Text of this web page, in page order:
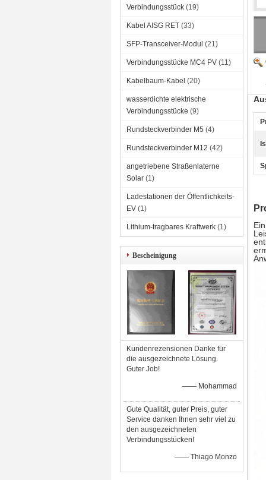
Verbindungsstück (19)
Kabel AISG RET (33)
SFP-Transceiver-Modul (21)
Verbindungsstücke MC4 PV (11)
Kabelbaum-Kabel (20)
wasserdichte elektrische
Verbindungsstücke (9)
Rundsteckverbinder M5 (4)
Rundsteckverbinder M12 (42)
angetriebene Straßenlaterne
Solar (1)
Ladestationen der Öffentlichkeits-
EV (1)
Lithium-tragbares Kraftwerk (1)
Bescheinigung
Kundenrezensionen Danke für
die ausgezeichnete Lösung.
Guter Job!
—— Mohammad
Gute Qualität, guter Preis, guter
Service danken Ihnen sehr viel zu
den ausgezeichneten
Verbindungsstücken!
—— Thiago Monzo
Ein